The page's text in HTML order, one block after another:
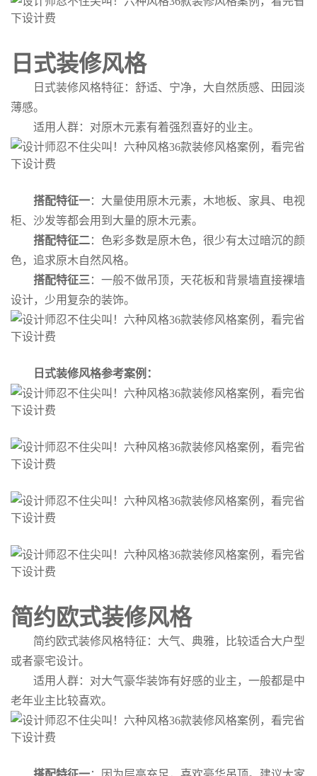
日式装修风格
日式装修风格特征：舒适、宁净，大自然质感、田园淡
薄感。
适用人群：对原木元素有着强烈喜好的业主。
搭配特征一：大量使用原木元素，木地板、家具、电视
柜、沙发等都会用到大量的原木元素。
搭配特征二：色彩多数是原木色，很少有太过暗沉的颜
色，追求原木自然风格。
搭配特征三：一般不做吊顶，天花板和背景墙直接裸墙
设计，少用复杂的装饰。
日式装修风格参考案例：
简约欧式装修风格
简约欧式装修风格特征：大气、典雅，比较适合大户型
或者豪宅设计。
适用人群：对大气豪华装饰有好感的业主，一般都是中
老年业主比较喜欢。